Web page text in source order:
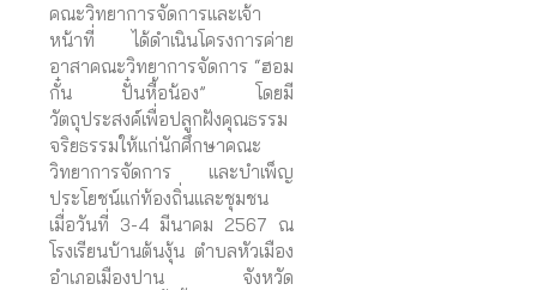
คณะวิทยาการจัดการและเจ้า
หน้าที่ ได้ดำเนินโครงการค่าย
อาสาคณะวิทยาการจัดการ “ฮอม
กั๋น ปั๋นหื้อน้อง” โดยมี
วัตถุประสงค์เพื่อปลูกฝังคุณธรรม
จริยธรรมให้แก่นักศึกษาคณะ
วิทยาการจัดการ และบำเพ็ญ
ประโยชน์แก่ท้องถิ่นและชุมชน
เมื่อวันที่ 3-4 มีนาคม 2567 ณ
โรงเรียนบ้านต้นงุ้น ตำบลหัวเมือง
อำเภอเมืองปาน จังหวัด